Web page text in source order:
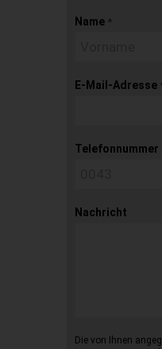
Name *
E-Mail-Adresse
Telefonnummer
Nachricht
Die von Ihnen